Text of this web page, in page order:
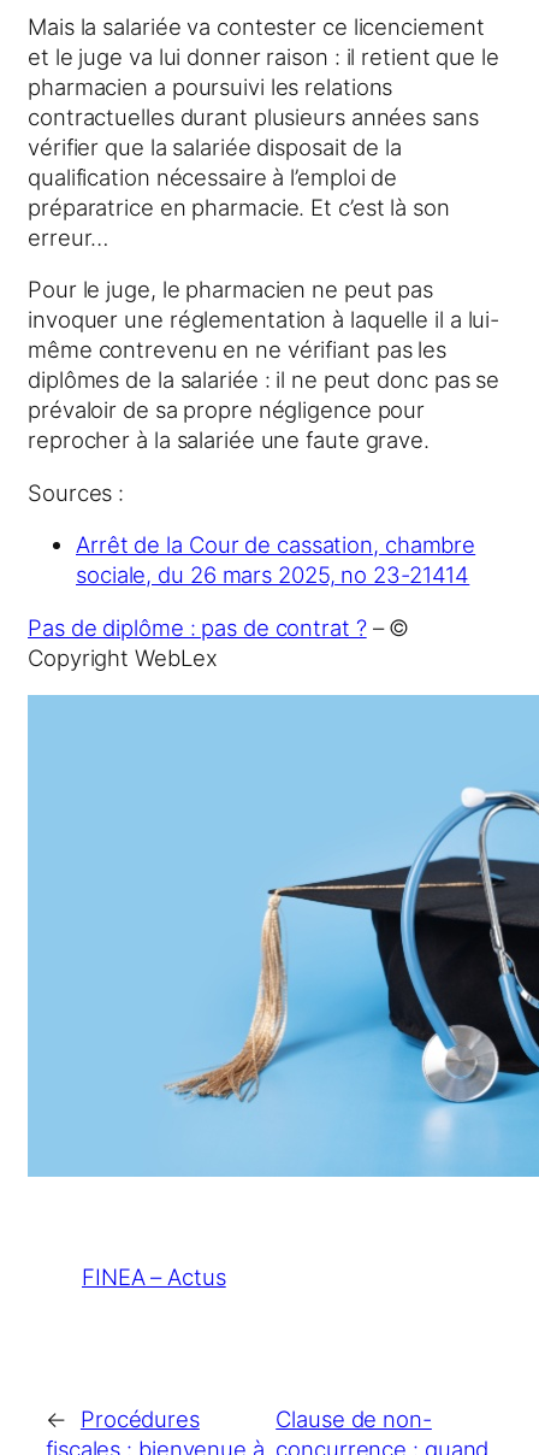
Mais la salariée va contester ce licenciement
et le juge va lui donner raison : il retient que le
pharmacien a poursuivi les relations
contractuelles durant plusieurs années sans
vérifier que la salariée disposait de la
qualification nécessaire à l’emploi de
préparatrice en pharmacie. Et c’est là son
erreur…
Pour le juge, le pharmacien ne peut pas
invoquer une réglementation à laquelle il a lui-
même contrevenu en ne vérifiant pas les
diplômes de la salariée : il ne peut donc pas se
prévaloir de sa propre négligence pour
reprocher à la salariée une faute grave.
Sources :
Arrêt de la Cour de cassation, chambre
sociale, du 26 mars 2025, no 23-21414
Pas de diplôme : pas de contrat ?– ©
Copyright WebLex
FINEA – Actus
←
Procédures
fiscales : bienvenue à
Clause de non-
concurrence : quand